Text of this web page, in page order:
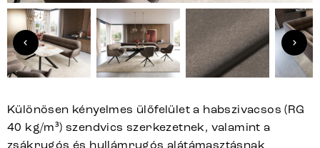
Különösen kényelmes ülőfelület a habszivacsos (RG
40 kg/m³) szendvics szerkezetnek, valamint a
zsákrugós és hullámrugós alátámasztásnak